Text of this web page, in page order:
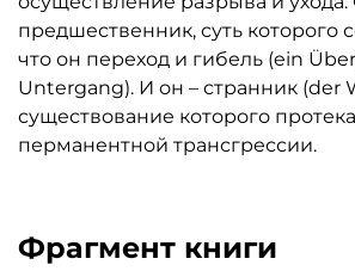
предшественник, суть которого
что он переход и гибель (ein
Untergang). И он – странник (der
существование которого
перманентной трансгрессии.
Фрагмент книги